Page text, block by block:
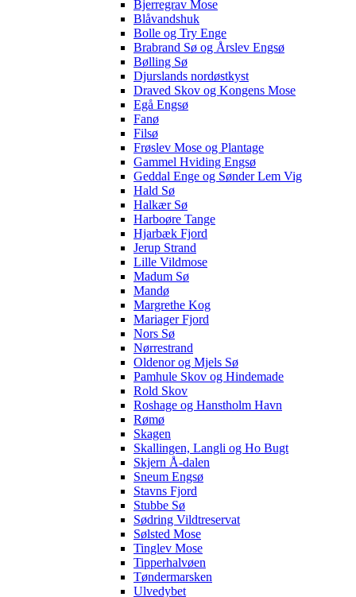
Bjerregrav Mose
Blåvandshuk
Bolle og Try Enge
Brabrand Sø og Årslev Engsø
Bølling Sø
Djurslands nordøstkyst
Draved Skov og Kongens Mose
Egå Engsø
Fanø
Filsø
Frøslev Mose og Plantage
Gammel Hviding Engsø
Geddal Enge og Sønder Lem Vig
Hald Sø
Halkær Sø
Harboøre Tange
Hjarbæk Fjord
Jerup Strand
Lille Vildmose
Madum Sø
Mandø
Margrethe Kog
Mariager Fjord
Nors Sø
Nørrestrand
Oldenor og Mjels Sø
Pamhule Skov og Hindemade
Rold Skov
Roshage og Hanstholm Havn
Rømø
Skagen
Skallingen, Langli og Ho Bugt
Skjern Å-dalen
Sneum Engsø
Stavns Fjord
Stubbe Sø
Sødring Vildtreservat
Sølsted Mose
Tinglev Mose
Tipperhalvøen
Tøndermarsken
Ulvedybet